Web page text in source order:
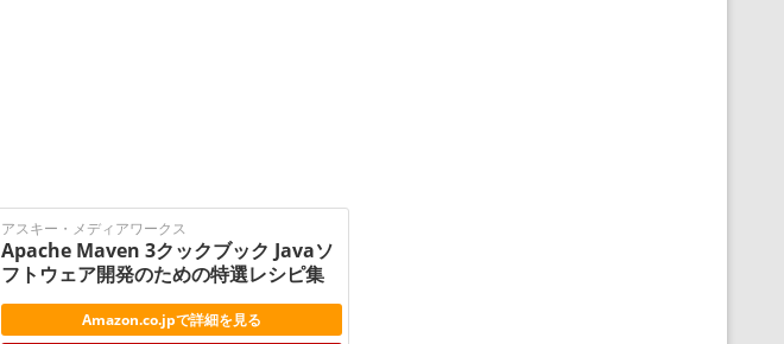
アスキー・メディアワークス
Apache Maven 3クックブック Javaソ
フトウェア開発のための特選レシピ集
Amazon.co.jpで詳細を見る